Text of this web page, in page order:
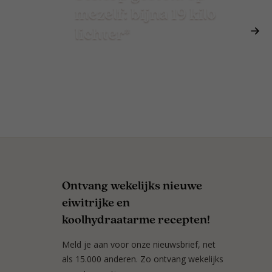
Ontvang wekelijks nieuwe
eiwitrijke en
koolhydraatarme recepten!
Meld je aan voor onze nieuwsbrief, net
als 15.000 anderen. Zo ontvang wekelijks